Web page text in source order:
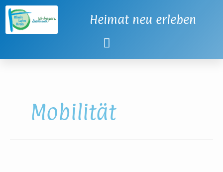
Zum
Inhalt
springen
Heimat neu erleben
Mobilität